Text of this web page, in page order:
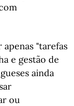
"tarefas
e gestão de
ainda
ou